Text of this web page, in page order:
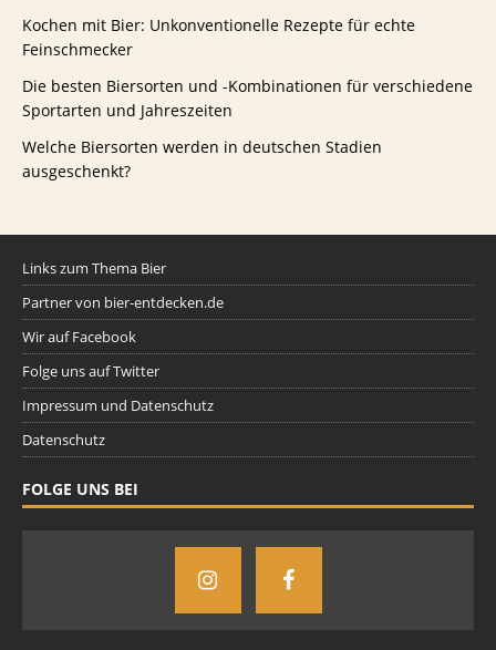
Kochen mit Bier: Unkonventionelle Rezepte für echte
Feinschmecker
Die besten Biersorten und -Kombinationen für verschiedene
Sportarten und Jahreszeiten
Welche Biersorten werden in deutschen Stadien
ausgeschenkt?
Links zum Thema Bier
Partner von bier-entdecken.de
Wir auf Facebook
Folge uns auf Twitter
Impressum und Datenschutz
Datenschutz
FOLGE UNS BEI